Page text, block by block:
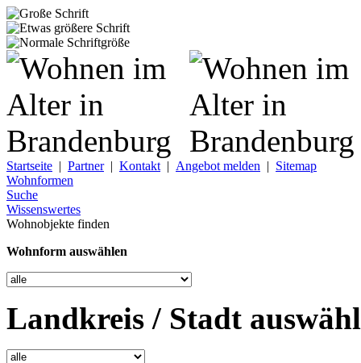
Startseite | Partner| Kontakt | Angebot melden | Sitemap
Wohnformen
Suche
Wissenswertes
Wohnobjekte finden
Wohnform auswählen
Landkreis / Stadt